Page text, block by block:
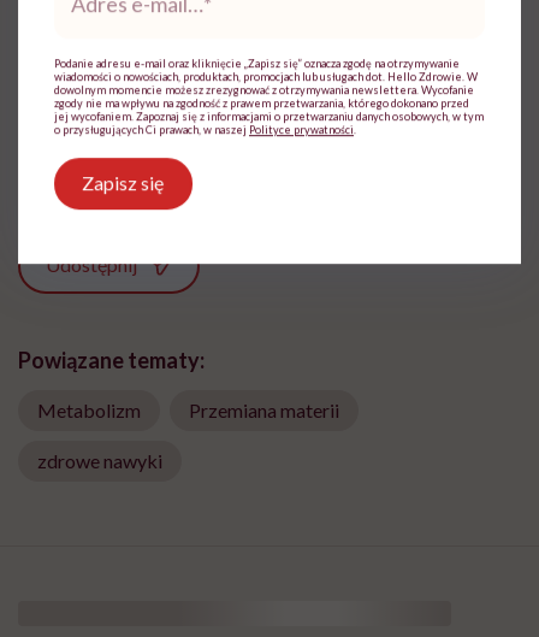
Ewa Wojciechowska
Dziennikarka, filolożka, politolożka,
reportażystka. Pisze, od kiedy pamięta, a w
międzyczasie lubi słuchać i obserwować
innych
Zobacz profil
Udostępnij
Powiązane tematy:
Metabolizm Przemiana materii
zdrowe nawyki
mail*
Podanie adresu e-mail oraz kliknięcie „Zapisz się” oznacza zgodę na otrzymywanie
wiadomości o nowościach, produktach, promocjach lub usługach dot. Hello Zdrowie. W
dowolnym momencie możesz zrezygnować z otrzymywania newslettera. Wycofanie
zgody nie ma wpływu na zgodność z prawem przetwarzania, którego dokonano przed
jej wycofaniem. Zapoznaj się z informacjami o przetwarzaniu danych osobowych, w tym
o przysługujących Ci prawach, w naszej Polityce prywatności
Zapisz się